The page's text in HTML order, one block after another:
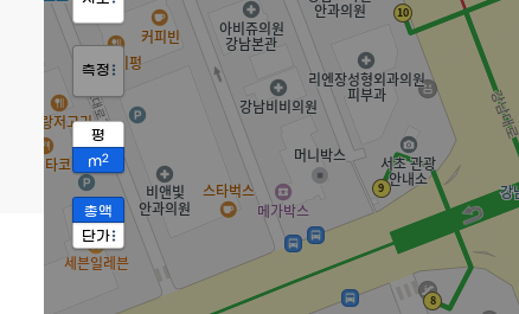
측정
평
m2
총액
단가